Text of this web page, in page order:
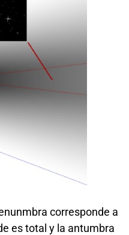
corresponde a
es total y la antumbra